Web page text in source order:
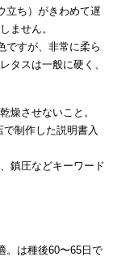
立ち）がきわめて遅
ません。
ですが、非常に柔ら
タスは一般に硬く、
燥させないこと。
制作した説明書入
鎮圧などキーワード
。は種後60〜65日で